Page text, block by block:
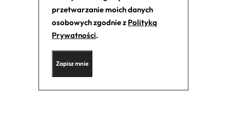
przetwarzanie moich danych
osobowych zgodnie z Polityką
Prywatności.